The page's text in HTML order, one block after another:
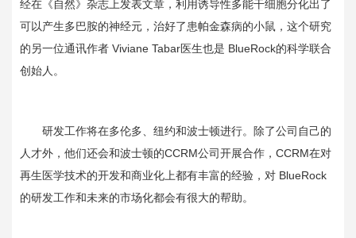
经在《自然》杂志上发表文章，利用诱导性多能干细胞分化出了
可以产生多巴胺的神经元，治好了患帕金森病的小鼠，这个研究
的另一位通讯作者 Viviane Tabar医生也是 BlueRock的科学联合
创始人。
研发工作将在多伦多、纽约和波士顿进行。除了公司自己的
人才外，他们还会和波士顿的CCRM公司开展合作， CCRM在对
再生医学技术的开发和商业化上都有丰富的经验，对 BlueRock
的研发工作和未来的市场化都会有很大的帮助。